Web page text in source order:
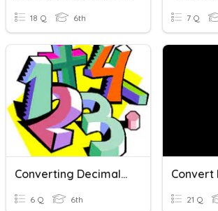
18 Q 6th 7 Q
Converting Decimals To Fractions
6 Q 6th 21 Q